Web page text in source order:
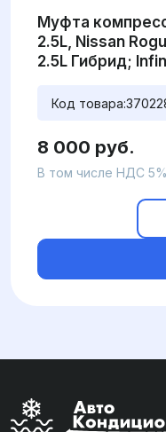
Муфта
2.5L, Nissan
2.5L Гибрид;
Код товара:
8 000 руб.
В том числе НДС 5%